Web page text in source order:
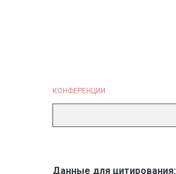
КОНФЕРЕНЦИИ
Данные для цитирования: